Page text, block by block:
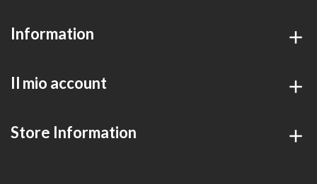
Information
Il mio account
Store Information